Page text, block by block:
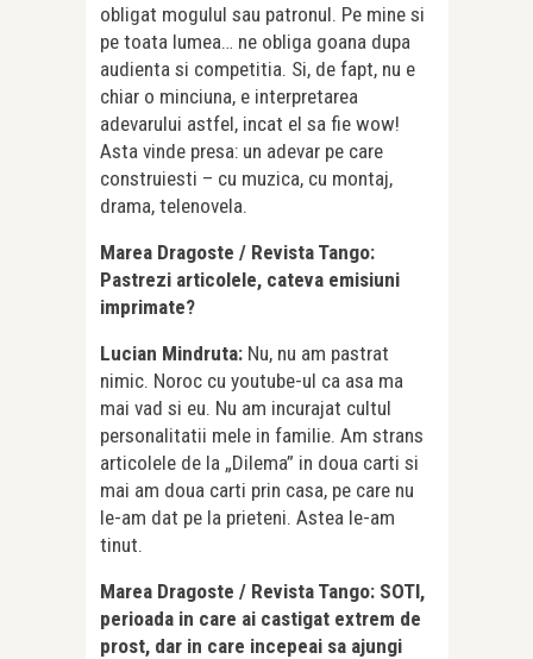
obligat mogulul sau patronul. Pe mine si
pe toata lumea… ne obliga goana dupa
audienta si competitia. Si, de fapt, nu e
chiar o minciuna, e interpretarea
adevarului astfel, incat el sa fie wow!
Asta vinde presa: un adevar pe care
construiesti – cu muzica, cu montaj,
drama, telenovela.
Marea Dragoste / Revista Tango:
Pastrezi articolele, cateva emisiuni
imprimate?
Lucian Mindruta: Nu, nu am pastrat
nimic. Noroc cu youtube-ul ca asa ma
mai vad si eu. Nu am incurajat cultul
personalitatii mele in familie. Am strans
articolele de la „Dilema” in doua carti si
mai am doua carti prin casa, pe care nu
le-am dat pe la prieteni. Astea le-am
tinut.
Marea Dragoste / Revista Tango: SOTI,
perioada in care ai castigat extrem de
prost, dar in care incepeai sa ajungi